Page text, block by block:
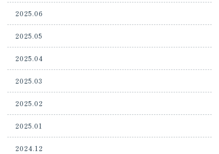
2025.06
2025.05
2025.04
2025.03
2025.02
2025.01
2024.12